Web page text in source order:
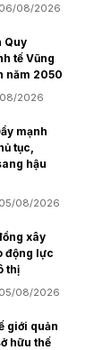
08/2026
Quy
tế Vũng
năm 2050
2026
mạnh
tục,
hậu
08/2026
xây
động lực
thị
08/2026
giới quản
hữu thế